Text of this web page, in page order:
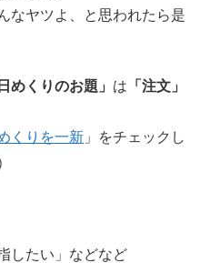
なヤツよ、と思われたら是
めくりのお題」 は 「注文」
くりを一新 」をチェックし
したい」などなど